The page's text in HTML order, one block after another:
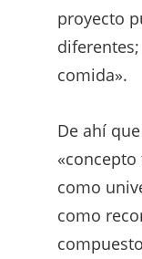
proyecto
comida».
De ahí
como
como